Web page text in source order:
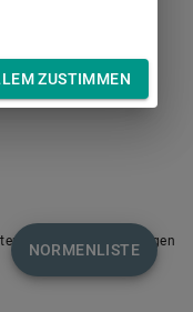
NORMENLISTE
Nutzungsbedingungen
ZUSTIMMEN